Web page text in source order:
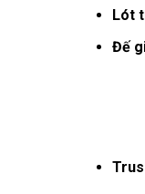
Lót
Đế